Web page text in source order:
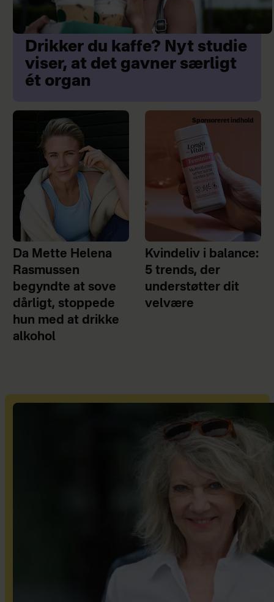
Drikker du kaffe? Nyt studie
viser, at det gavner særligt
ét organ
Da Mette Helena
Rasmussen
begyndte at sove
dårligt, stoppede
hun med at drikke
alkohol
Sponsoreret indhold
Kvindeliv i balance:
5 trends, der
understøtter dit
velvære